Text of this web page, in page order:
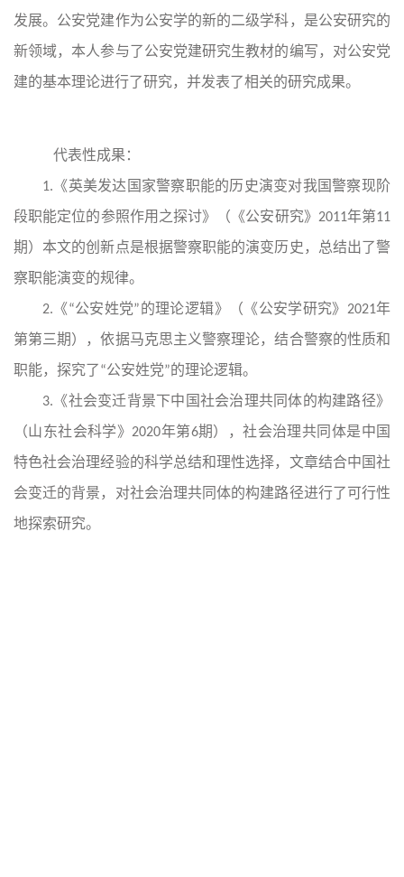
发展。公安党建作为公安学的新的二级学科，是公安研究的
新领域，本人参与了公安党建研究生教材的编写，对公安党
建的基本理论进行了研究，并发表了相关的研究成果。
代表性成果：
1.《英美发达国家警察职能的历史演变对我国警察现阶
段职能定位的参照作用之探讨》（《公安研究》2011年第11
期）本文的创新点是根据警察职能的演变历史，总结出了警
察职能演变的规律。
2.《“公安姓党”的理论逻辑》（《公安学研究》2021年
第第三期），依据马克思主义警察理论，结合警察的性质和
职能，探究了“公安姓党”的理论逻辑。
3.《社会变迁背景下中国社会治理共同体的构建路径》
（山东社会科学》2020年第6期），社会治理共同体是中国
特色社会治理经验的科学总结和理性选择，文章结合中国社
会变迁的背景，对社会治理共同体的构建路径进行了可行性
地探索研究。